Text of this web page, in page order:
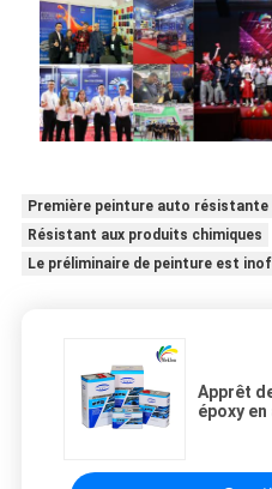
Première peinture auto résistante
Résistant aux produits chimiques
Le préliminaire de peinture est
Apprêt
époxy